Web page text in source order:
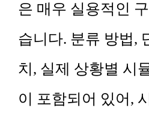
은 매우 실용적인
습니다. 분류 방법,
치, 실제 상황별 시
이 포함되어 있어,